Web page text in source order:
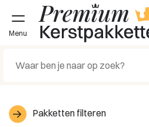
Menu
Pakketten filteren